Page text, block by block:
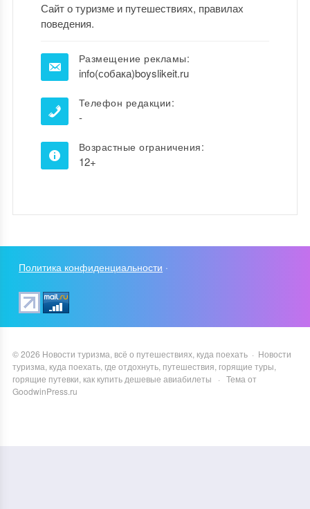
Сайт о туризме и путешествиях, правилах
поведения.
Размещение рекламы:
info(собака)boyslikeit.ru
Телефон редакции:
-
Возрастные ограничения:
12+
Политика конфиденциальности ·
©2026 Новости туризма, всё о путешествиях, куда поехать· Новости
туризма, куда поехать, где отдохнуть, путешествия, горящие туры,
горящие путевки, как купить дешевые авиабилеты
· Тема от
GoodwinPress.ru